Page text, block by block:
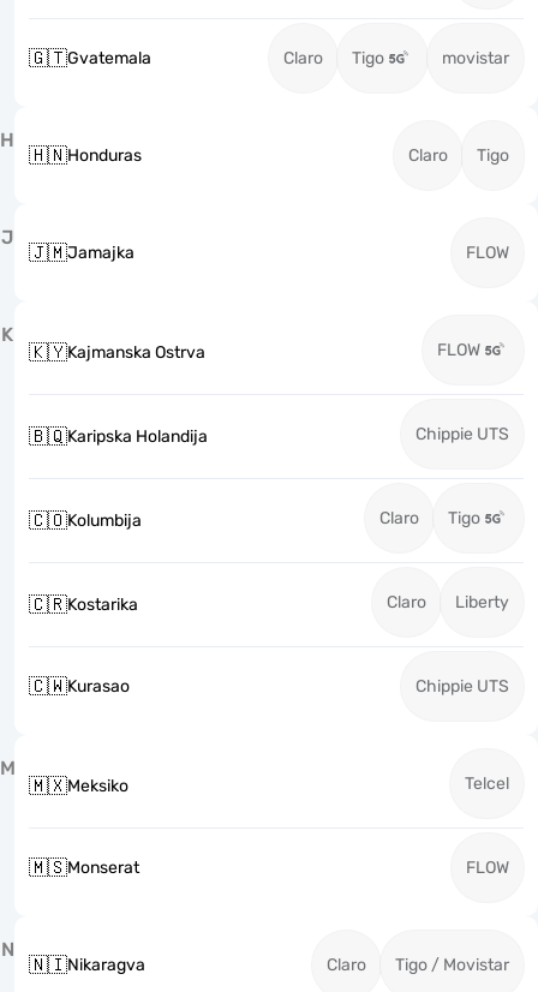
🇬🇹Gvatemala Claro Tigo movistar
H
🇭🇳Honduras Claro Tigo
J
🇯🇲Jamajka FLOW
K
🇰🇾Kajmanska Ostrva FLOW
🇧🇶Karipska Holandija Chippie UTS
🇨🇴Kolumbija Claro Tigo
🇨🇷Kostarika Claro Liberty
🇨🇼Kurasao Chippie UTS
M
🇲🇽Meksiko Telcel
🇲🇸Monserat FLOW
N
🇳🇮Nikaragva Claro Tigo / Movistar